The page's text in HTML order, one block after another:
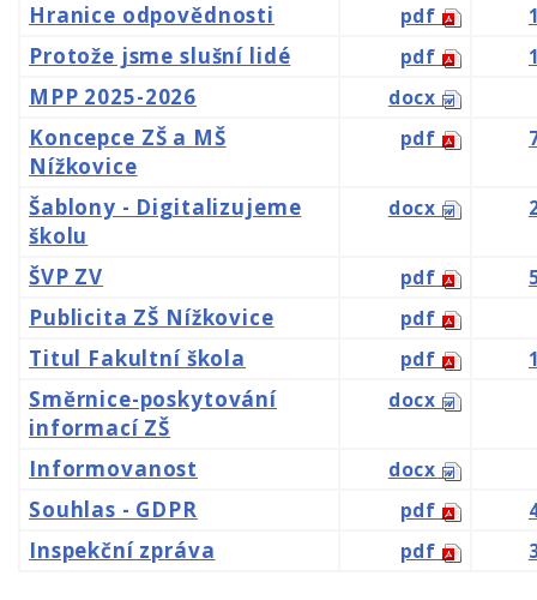
Hranice odpovědnosti pdf
Protože jsme slušní lidé pdf
MPP 2025-2026 docx
Koncepce ZŠ a MŠ
Nížkovice
pdf
Šablony - Digitalizujeme
školu
docx
ŠVP ZV pdf
Publicita ZŠ Nížkovice pdf
Titul Fakultní škola pdf
Směrnice-poskytování
informací ZŠ
docx
Informovanost docx
Souhlas - GDPR pdf
Inspekční zpráva pdf